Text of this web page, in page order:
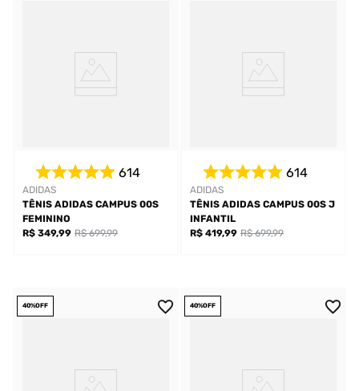
ADIDAS
614
TÊNIS ADIDAS CAMPUS 00S
FEMININO
R$ 349,99 R$ 699,99
ADIDAS
614
TÊNIS ADIDAS CAMPUS 00S J
INFANTIL
R$ 419,99 R$ 699,99
40%OFF 40%OFF